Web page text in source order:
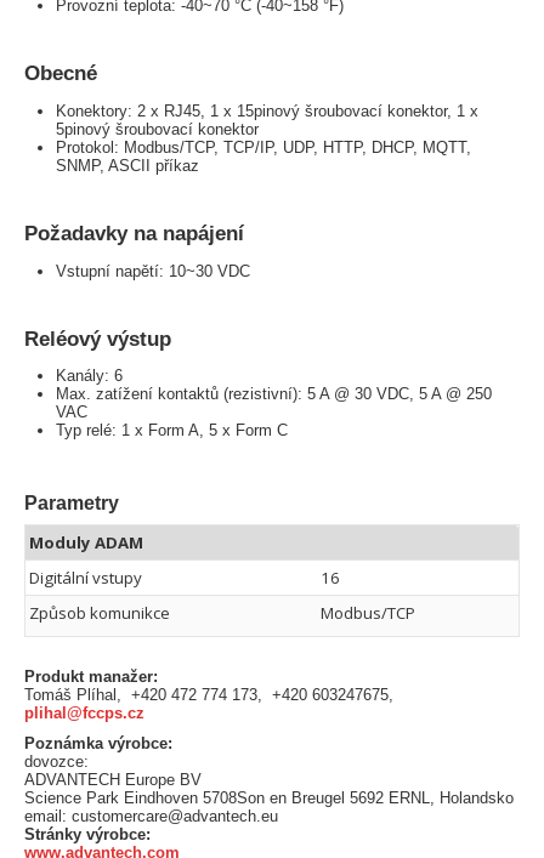
Provozní teplota: -40~70 °C (-40~158 °F)
Obecné
Konektory: 2 x RJ45, 1 x 15pinový šroubovací konektor, 1 x
5pinový šroubovací konektor
Protokol: Modbus/TCP, TCP/IP, UDP, HTTP, DHCP, MQTT,
SNMP, ASCII příkaz
Požadavky na napájení
Vstupní napětí: 10~30 VDC
Reléový výstup
Kanály: 6
Max. zatížení kontaktů (rezistivní): 5 A @ 30 VDC, 5 A @ 250
VAC
Typ relé: 1 x Form A, 5 x Form C
Parametry
Moduly ADAM
Digitální vstupy
16
Způsob komunikce
Modbus/TCP
Produkt manažer:
Tomáš Plíhal, +420 472 774 173, +420 603247675,
plihal@fccps.cz
Poznámka výrobce:
dovozce:
ADVANTECH Europe BV
Science Park Eindhoven 5708Son en Breugel 5692 ERNL, Holandsko
email: customercare@advantech.eu
Stránky výrobce:
www.advantech.com